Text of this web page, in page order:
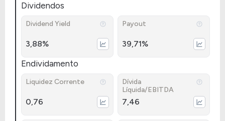
Dividendos
Dividend Yield
3,88%
Payout
39,71%
Endividamento
Liquidez Corrente
0,76
Dívida
Líquida/EBITDA
7,46